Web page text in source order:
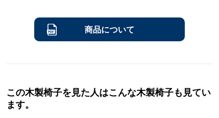
商品について
この木製椅子を見た人はこんな木製椅子も見てい
ます。